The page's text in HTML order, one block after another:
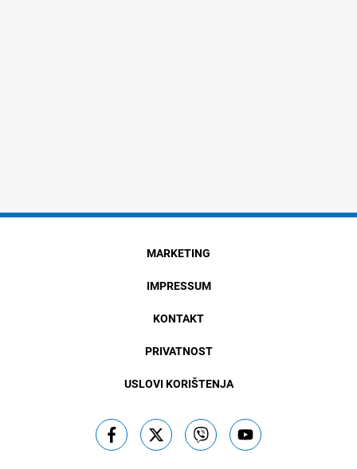
MARKETING
IMPRESSUM
KONTAKT
PRIVATNOST
USLOVI KORIŠTENJA